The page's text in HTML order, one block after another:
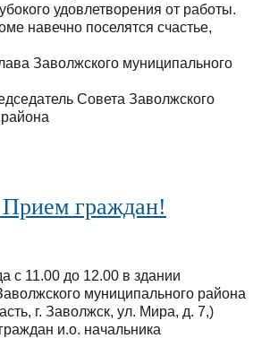
удовлетворения от работы.
навечно поселятся счастье,
Заволжского муниципального
Совета Заволжского
граждан!
с 11.00 до 12.00 в здании
муниципального района
г. Заволжск, ул. Мира, д. 7,)
и.о. начальника